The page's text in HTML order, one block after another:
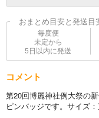
おまとめ目安と発送目
毎度便
未定から
5日以内に発送
コメント
第20回博麗神社例大祭の
ピンバッジです。サイズ